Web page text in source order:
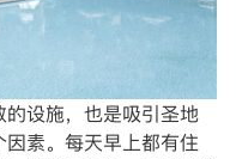
设施，也是吸引圣地
素。每天早上都有住